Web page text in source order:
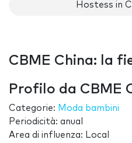
Hostess in
CBME China: la
Profilo da CBME
Categorie: Moda bambini
Periodicità: anual
Area di influenza: Local